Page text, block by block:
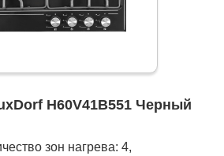
H60V41B551 Черный
зон нагрева: 4,